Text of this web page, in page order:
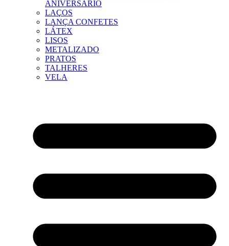
ANIVERSÁRIO
LAÇOS
LANÇA CONFETES
LÁTEX
LISOS
METALIZADO
PRATOS
TALHERES
VELA